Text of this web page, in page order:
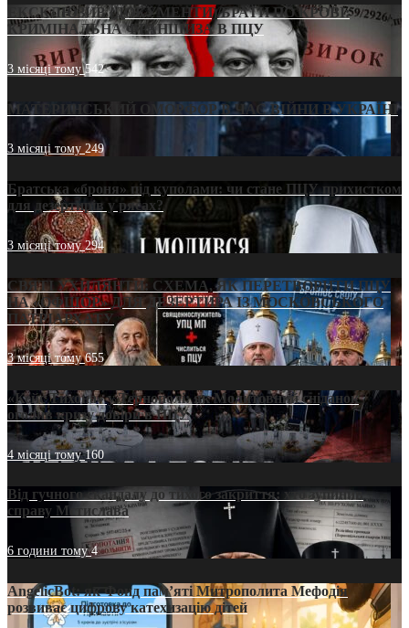
ЕКСКЛЮЗИВ (ДОКУМЕНТИ)/БРАТИ ПО КРОВІ:
КРИМІНАЛЬНА ФРАНШИЗА В ПЦУ
3 місяці тому542
МАТЕРИНСЬКИЙ ОМОРФОР В ЧАС ВІЙНИ В УКРАЇНІ
3 місяці тому249
Братська «броня» під куполами: чи стане ПЦУ прихистком
для дезертирів у рясах?
3 місяці тому294
СВЯТІ УХИЛЯНТИ: СХЕМА, ЯК ПЕРЕТВОРИТИ ПЦУ
НА «ОФШОР» ДЛЯ ДЕЗЕРТИРА ІЗ МОСКОВСЬКОГО
ПАТРІАРХАТУ
3 місяці тому655
«Кейс Тихона» у Тернополі: як Молитовний сніданок
оголив кризу довіри в ПЦУ
4 місяці тому160
Від гучного скандалу до тихого закриття: хто зупинив
справу Мстислава
6 години тому4
AngelicBot: як Фонд пам’яті Митрополита Мефодія
розвиває цифрову катехизацію дітей